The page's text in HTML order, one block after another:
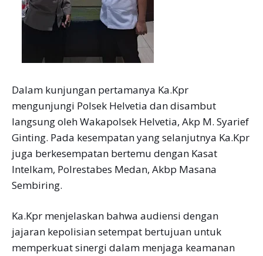
Dalam kunjungan pertamanya Ka.Kpr
mengunjungi Polsek Helvetia dan disambut
langsung oleh Wakapolsek Helvetia, Akp M. Syarief
Ginting. Pada kesempatan yang selanjutnya Ka.Kpr
juga berkesempatan bertemu dengan Kasat
Intelkam, Polrestabes Medan, Akbp Masana
Sembiring.
Ka.Kpr menjelaskan bahwa audiensi dengan
jajaran kepolisian setempat bertujuan untuk
memperkuat sinergi dalam menjaga keamanan